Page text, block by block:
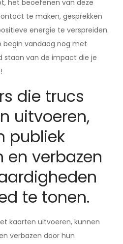
het beoefenen van deze
te maken, gesprekken
energie te verspreiden.
begin vandaag nog met
staan van de impact die je
die trucs
uitvoeren,
publiek
en verbazen
te tonen.
kaarten uitvoeren, kunnen
verbazen door hun